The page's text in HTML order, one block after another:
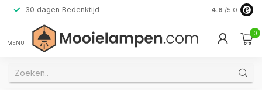
30 dagen Bedenktijd Verzending
4.8 /5.0
MENU
0